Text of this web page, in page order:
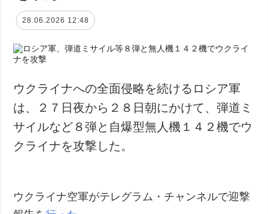
28.06.2026 12:48
ウクライナへの全面侵略を続けるロシア軍
は、２７日夜から２８日朝にかけて、弾道ミ
サイルなど８弾と自爆型無人機１４２機でウ
クライナを攻撃した。
ウクライナ空軍がテレグラム・チャンネルで迎撃